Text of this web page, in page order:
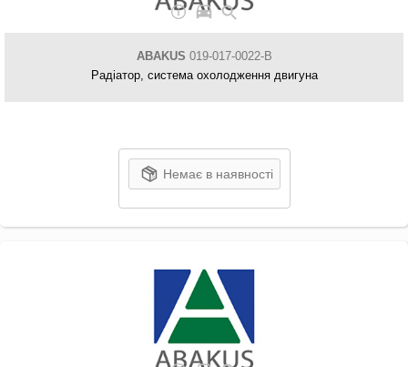
ABAKUS 019-017-0022-B
Радіатор, система охолодження двигуна
Немає в наявності